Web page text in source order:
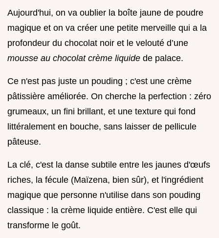
Aujourd'hui, on va oublier la boîte jaune de poudre
magique et on va créer une petite merveille qui a la
profondeur du chocolat noir et le velouté d’une
mousse au chocolat crème liquide de palace.
Ce n'est pas juste un pouding ; c'est une crème
pâtissière améliorée. On cherche la perfection : zéro
grumeaux, un fini brillant, et une texture qui fond
littéralement en bouche, sans laisser de pellicule
pâteuse.
La clé, c'est la danse subtile entre les jaunes d'œufs
riches, la fécule (Maïzena, bien sûr), et l'ingrédient
magique que personne n'utilise dans son pouding
classique : la crème liquide entière. C'est elle qui
transforme le goût.